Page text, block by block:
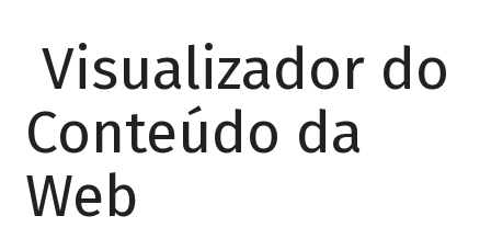
Visualizador do
Conteúdo da
Web